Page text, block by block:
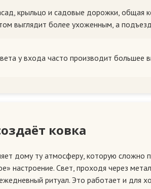
крыльцо и садовые дорожки, общая
выглядит более ухоженным, а
у входа часто производит большее
ковка
дому ту атмосферу, которую сложно
настроение. Свет, проходя через
ритуал. Это работает и для